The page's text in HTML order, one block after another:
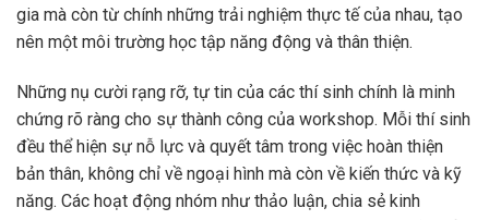
gia mà còn từ chính những trải nghiệm thực tế của nhau, tạo
nên một môi trường học tập năng động và thân thiện.
Những nụ cười rạng rỡ, tự tin của các thí sinh chính là minh
chứng rõ ràng cho sự thành công của workshop. Mỗi thí sinh
đều thể hiện sự nỗ lực và quyết tâm trong việc hoàn thiện
bản thân, không chỉ về ngoại hình mà còn về kiến thức và kỹ
năng. Các hoạt động nhóm như thảo luận, chia sẻ kinh